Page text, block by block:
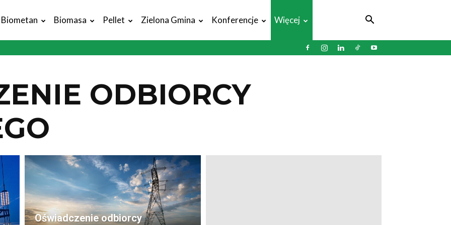
Biometan Biomasa Pellet Zielona Gmina Konferencje Więcej
ODBIORCY
Oświadczenie odbiorcy